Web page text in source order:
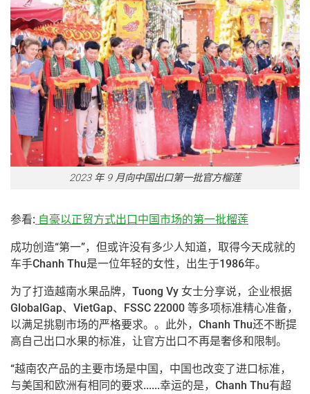
2023 年 9 月向中国出口第一批官方榴莲
参看: 自豪以正贸方式出口中国市场的第一批榴莲
成功创造“第一”，但或许没有多少人知道，取得今天成就的
车手Chanh Thu是一位年轻的女性，出生于1986年。
为了打造越南水果品牌，Tuong Vy 女士分享说，企业根据
GlobalGap、VietGap、FSSC 22000 等多项标准精心准备，
以满足挑剔市场的严格要求。。此外，Chanh Thu还不断提
高自己出口水果的标准，让官方出口不再是奢侈和限制。
“越南农产品的主要市场是中国，中国也改变了进口标准，
与美国和欧洲有相同的要求......幸运的是，Chanh Thu有超